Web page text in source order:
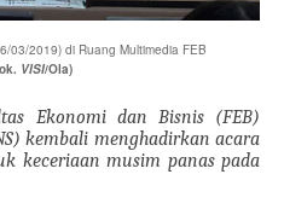
03/2019) di Ruang Multimedia FEB
VISI/Ola)
Ekonomi dan Bisnis (FEB)
kembali menghadirkan acara
keceriaan musim panas pada